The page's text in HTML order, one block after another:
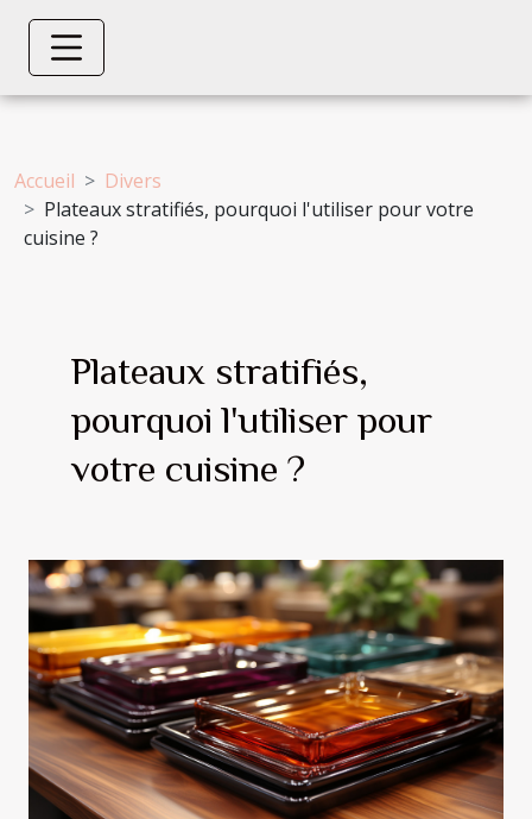
Accueil
Divers
Plateaux stratifiés, pourquoi l'utiliser pour votre
cuisine ?
Plateaux stratifiés,
pourquoi l'utiliser pour
votre cuisine ?